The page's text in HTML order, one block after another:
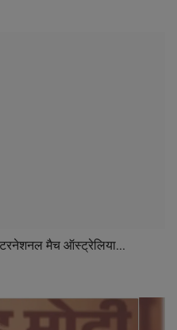
मैच ऑस्ट्रेलिया...